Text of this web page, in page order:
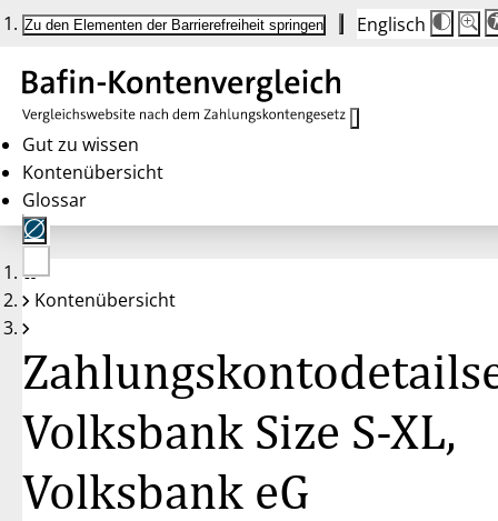
Zu den Elementen der Barrierefreiheit springen Englisch
Die
auf
100
100
Gut zu wissen
Kontenübersicht
Glossar
Keine
Konten
Kontenübersicht
Volksbank Size S-XL,
Volksbank eG